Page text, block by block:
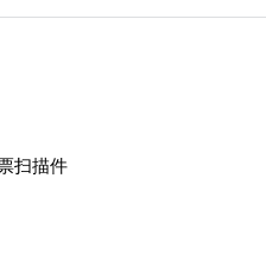
扫描件